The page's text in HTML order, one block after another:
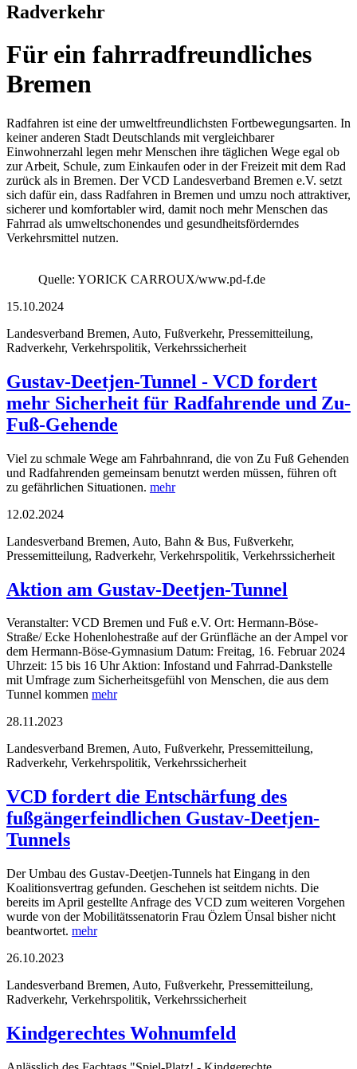
Radverkehr
Für ein fahrradfreundliches
Bremen
Radfahren ist eine der umweltfreundlichsten Fortbewegungsarten. In
keiner anderen Stadt Deutschlands mit vergleichbarer
Einwohnerzahl legen mehr Menschen ihre täglichen Wege egal ob
zur Arbeit, Schule, zum Einkaufen oder in der Freizeit mit dem Rad
zurück als in Bremen. Der VCD Landesverband Bremen e.V. setzt
sich dafür ein, dass Radfahren in Bremen und umzu noch attraktiver,
sicherer und komfortabler wird, damit noch mehr Menschen das
Fahrrad als umweltschonendes und gesundheitsförderndes
Verkehrsmittel nutzen.
Quelle: YORICK CARROUX/www.pd-f.de
15.10.2024
Landesverband Bremen, Auto, Fußverkehr, Pressemitteilung,
Radverkehr, Verkehrspolitik, Verkehrssicherheit
Gustav-Deetjen-Tunnel - VCD fordert
mehr Sicherheit für Radfahrende und Zu-
Fuß-Gehende
Viel zu schmale Wege am Fahrbahnrand, die von Zu Fuß Gehenden
und Radfahrenden gemeinsam benutzt werden müssen, führen oft
zu gefährlichen Situationen. mehr
12.02.2024
Landesverband Bremen, Auto, Bahn & Bus, Fußverkehr,
Pressemitteilung, Radverkehr, Verkehrspolitik, Verkehrssicherheit
Aktion am Gustav-Deetjen-Tunnel
Veranstalter: VCD Bremen und Fuß e.V. Ort: Hermann-Böse-
Straße/ Ecke Hohenlohestraße auf der Grünfläche an der Ampel vor
dem Hermann-Böse-Gymnasium Datum: Freitag, 16. Februar 2024
Uhrzeit: 15 bis 16 Uhr Aktion: Infostand und Fahrrad-Dankstelle
mit Umfrage zum Sicherheitsgefühl von Menschen, die aus dem
Tunnel kommen mehr
28.11.2023
Landesverband Bremen, Auto, Fußverkehr, Pressemitteilung,
Radverkehr, Verkehrspolitik, Verkehrssicherheit
VCD fordert die Entschärfung des
fußgängerfeindlichen Gustav-Deetjen-
Tunnels
Der Umbau des Gustav-Deetjen-Tunnels hat Eingang in den
Koalitionsvertrag gefunden. Geschehen ist seitdem nichts. Die
bereits im April gestellte Anfrage des VCD zum weiteren Vorgehen
wurde von der Mobilitätssenatorin Frau Özlem Ünsal bisher nicht
beantwortet. mehr
26.10.2023
Landesverband Bremen, Auto, Fußverkehr, Pressemitteilung,
Radverkehr, Verkehrspolitik, Verkehrssicherheit
Kindgerechtes Wohnumfeld